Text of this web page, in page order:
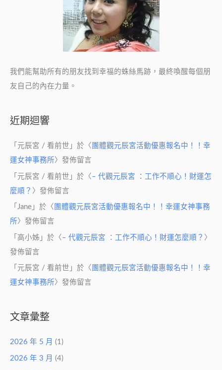
我們能幫助所有的朋友找到幸福的蛛絲馬跡，最終喚醒每個朋
友自己的內在力量。
近期迴響
「 元辰宮 / 看前世 」於〈 團體觀元辰宮活動優惠報名中！！幸
運女神事務所 〉發佈留言
「 元辰宮 / 看前世 」於〈 – 代觀元辰宮 ：工作不順心！財運怎
麼順？ 〉發佈留言
「 Jane 」於〈 團體觀元辰宮活動優惠報名中！！幸運女神事務
所〉發佈留言
「 高小姊 」於〈 – 代觀元辰宮 ：工作不順心！財運怎麼順？ 〉
發佈留言
「 元辰宮 / 看前世 」於〈 團體觀元辰宮活動優惠報名中！！幸
運女神事務所〉發佈留言
文章彙整
2026 年 5 月 (1)
2026 年 3 月 (4)